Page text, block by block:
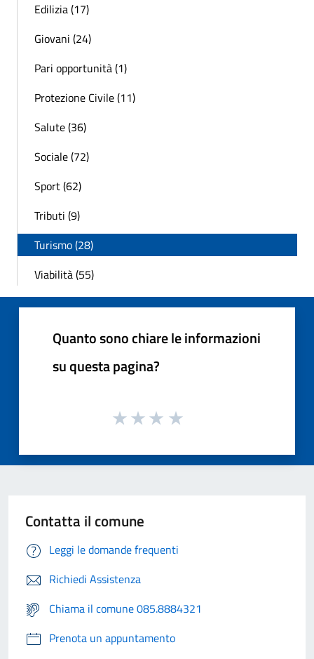
Edilizia (17)
Giovani (24)
Pari opportunità (1)
Protezione Civile (11)
Salute (36)
Sociale (72)
Sport (62)
Tributi (9)
Turismo (28)
Viabilità (55)
Quanto sono chiare le informazioni
su questa pagina?
Contatta il comune
Leggi le domande frequenti
Richiedi Assistenza
Chiama il comune 085.8884321
Prenota un appuntamento